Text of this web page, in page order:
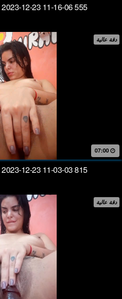
12-23 11-16-06 555
دقة عالية
07:00
12-23 11-03-03 815
دقة عالية